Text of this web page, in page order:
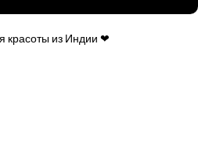
красоты из Индии ❤